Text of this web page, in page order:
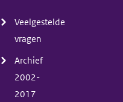
Veelgestelde
vragen
Archief
2002-
2017